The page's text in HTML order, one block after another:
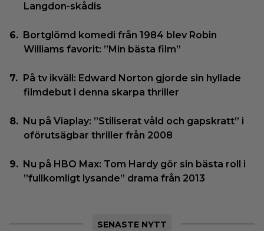
Langdon-skådis
Bortglömd komedi från 1984 blev Robin
Williams favorit: ”Min bästa film”
På tv ikväll: Edward Norton gjorde sin hyllade
filmdebut i denna skarpa thriller
Nu på Viaplay: ”Stiliserat våld och gapskratt” i
oförutsägbar thriller från 2008
Nu på HBO Max: Tom Hardy gör sin bästa roll i
”fullkomligt lysande” drama från 2013
SENASTE NYTT